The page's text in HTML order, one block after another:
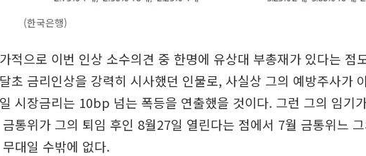
(한국은행)
적으로 이번 인상 소수의견 중 한명에 유상대 부총재가 있다는 점
초 금리인상을 강력히 시사했던 인물로, 사실상 그의 예방주사가
시장금리는 10bp 넘는 폭등을 연출했을 것이다. 그런 그의 임기
통위가 그의 퇴임 후인 8월27일 열린다는 점에서 7월 금통위느
대일 수밖에 없다.